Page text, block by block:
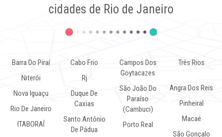
cidades de Rio de Janeiro
Barra Do Piraí
Niterói
Nova Iguaçu
Rio De Janeiro
ITABORAÍ
Cabo Frio
Rj
Duque De
Caxias
Santo Antônio
De Pádua
Campos Dos
Goytacazes
São João Do
Paraíso
(Cambuci)
Porto Real
Três Rios
Angra Dos Reis
Pinheiral
Macaé
São Gonçalo